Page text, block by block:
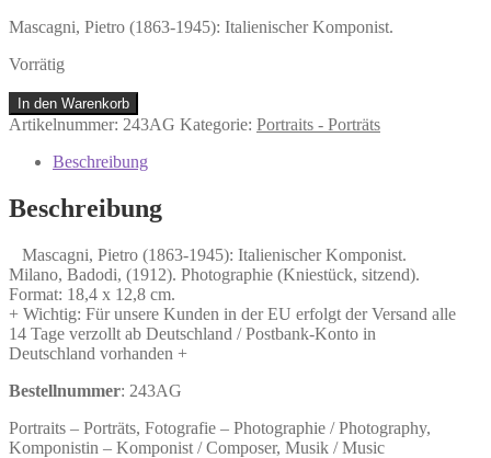
Mascagni, Pietro (1863-1945): Italienischer Komponist.
Vorrätig
Mascagni,
Pietro
1945):
Komponist.
Menge
In den Warenkorb
Artikelnummer: 243AG Kategorie: Portraits - Porträts
Beschreibung
Beschreibung
Mascagni, Pietro (1863-1945): Italienischer Komponist.
Milano, Badodi, (1912). Photographie (Kniestück, sitzend).
Format: 18,4 x 12,8 cm.
+ Wichtig: Für unsere Kunden in der EU erfolgt der Versand alle
14 Tage verzollt ab Deutschland / Postbank-Konto in
Deutschland vorhanden +
Bestellnummer: 243AG
Portraits – Porträts, Fotografie – Photographie / Photography,
Komponistin – Komponist / Composer, Musik / Music